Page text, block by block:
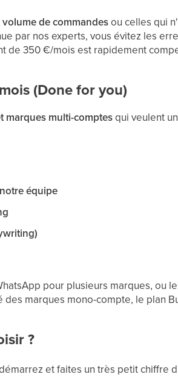
de commandesou celles qui
par nos experts, vous évitez les
de 350 €/mois est rapidement
(Done for you)
marques multi-comptesqui veulent
équipe
pour plusieurs marques, ou
marques mono-compte, le plan
?
et faites un très petit chiffre